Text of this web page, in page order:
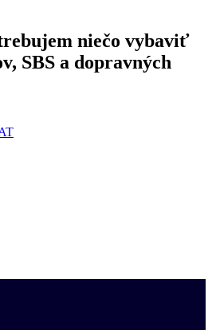
niečo vybaviť
SBS a dopravných